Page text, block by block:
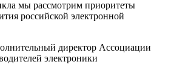
мы рассмотрим приоритеты
российской электронной
директор Ассоциации
электроники